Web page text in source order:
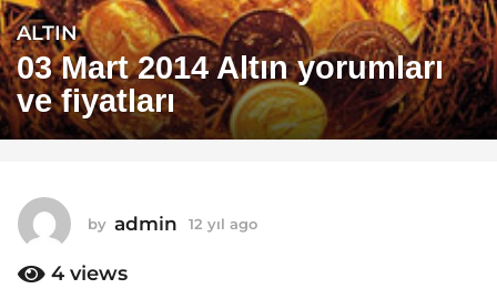
1
2
y
ı
l
o
1
2
ALTIN
03 Mart 2014 Altın yorumları
ve fiyatları
by admin 12 yıl ago
4 views